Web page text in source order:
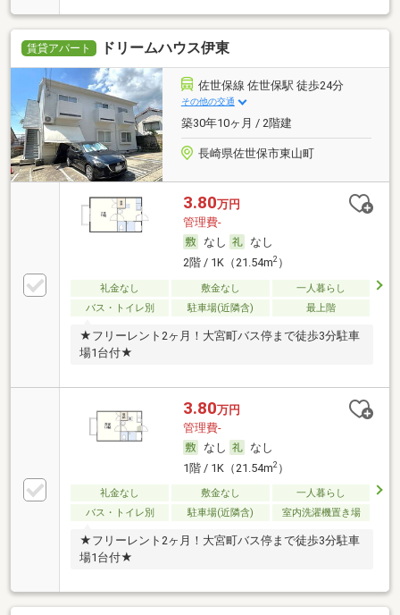
賃貸アパート ドリームハウス伊東
佐世保線 佐世保駅 徒歩24分
その他の交通
築30年10ヶ月 / 2階建
長崎県佐世保市東山町
3.80万円
管理費-
なし
なし
2階 / 1K（21.54m2）
礼金なし 敷金なし
一人暮らし
バス・トイレ別
駐車場(近隣含) 最上階
★フリーレント2ヶ月！大宮町バス停まで徒歩3分駐車
場1台付★
3.80万円
管理費-
なし
なし
1階 / 1K（21.54m2）
礼金なし 敷金なし
一人暮らし
バス・トイレ別
駐車場(近隣含) 室内洗濯機置き場
★フリーレント2ヶ月！大宮町バス停まで徒歩3分駐車
場1台付★